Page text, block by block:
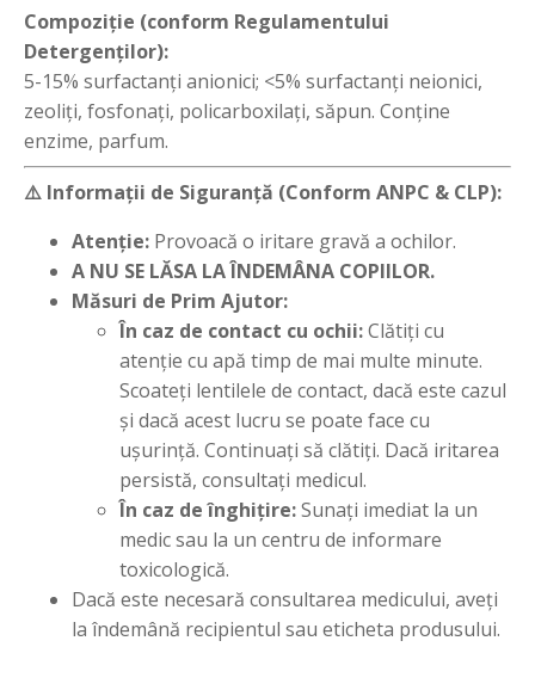
Compoziție (conform Regulamentului
Detergenților):
5-15% surfactanți anionici; <5% surfactanți neionici,
zeoliți, fosfonați, policarboxilați, săpun. Conține
enzime, parfum.
⚠️ Informații de Siguranță (Conform ANPC & CLP):
Atenție: Provoacă o iritare gravă a ochilor.
A NU SE LĂSA LA ÎNDEMÂNA COPIILOR.
Măsuri de Prim Ajutor:
În caz de contact cu ochii:Clătiți cu
atenție cu apă timp de mai multe minute.
Scoateți lentilele de contact, dacă este cazul
și dacă acest lucru se poate face cu
ușurință. Continuați să clătiți. Dacă iritarea
persistă, consultați medicul.
În caz de înghițire:Sunați imediat la un
medic sau la un centru de informare
toxicologică.
Dacă este necesară consultarea medicului, aveți
la îndemână recipientul sau eticheta produsului.